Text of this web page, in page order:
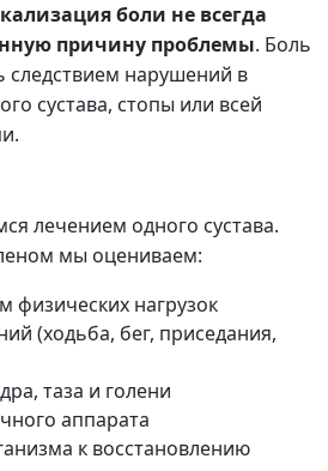
боли не всегда
причину проблемы. Боль
следствием нарушений в
сустава, стопы или всей
лечением одного сустава.
мы оцениваем:
физических нагрузок
(ходьба, бег, приседания,
таза и голени
аппарата
к восстановлению